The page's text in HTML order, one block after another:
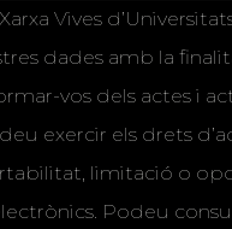
Vives
dades amb la
vos dels actes i
exercir els drets
limitació o
Podeu